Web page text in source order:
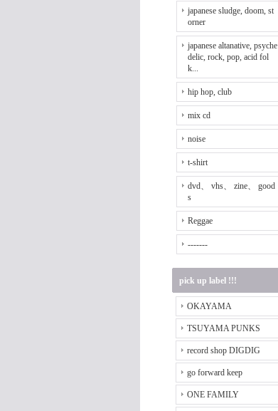
japanese sludge, doom, st
orner
japanese altanative, psyche
delic, rock, pop, acid fol
k...
hip hop, club
mix cd
noise
t-shirt
dvd、 vhs、 zine、 good
s
Reggae
-------
pick up label !!!
OKAYAMA
TSUYAMA PUNKS
record shop DIGDIG
go forward keep
ONE FAMILY